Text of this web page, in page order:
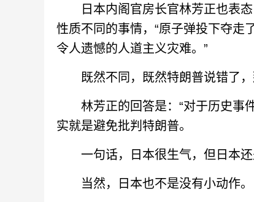
日本内阁官房长官林芳正也表态
性质不同的事情，“原子弹投下夺走
令人遗憾的人道主义灾难。”
既然不同，既然特朗普说错了，
林芳正的回答是：“对于历史事件
实就是避免批判特朗普。
一句话，日本很生气，但日本还
当然，日本也不是没有小动作。